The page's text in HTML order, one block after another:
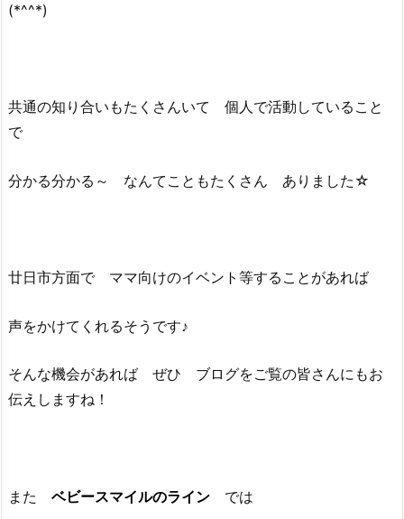
(*^^*)
共通の知り合いもたくさんいて 個人で活動していること
で
分かる分かる～ なんてこともたくさん ありました☆
廿日市方面で ママ向けのイベント等することがあれば
声をかけてくれるそうです♪
そんな機会があれば ぜひ ブログをご覧の皆さんにもお
伝えしますね！
また ベビースマイルのライン では